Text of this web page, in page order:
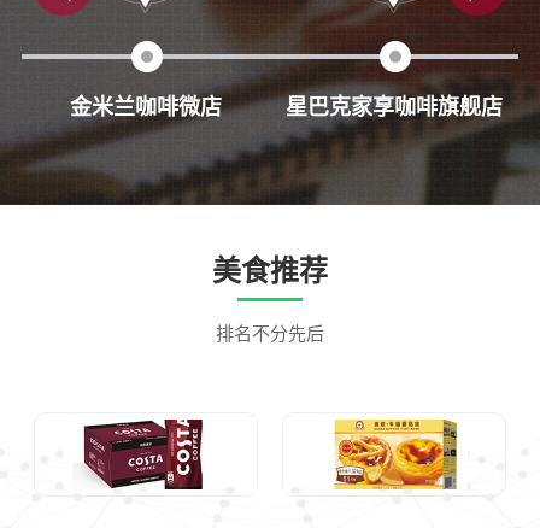
金米兰咖啡微店 星巴克家享咖啡旗舰店
美食推荐
排名不分先后